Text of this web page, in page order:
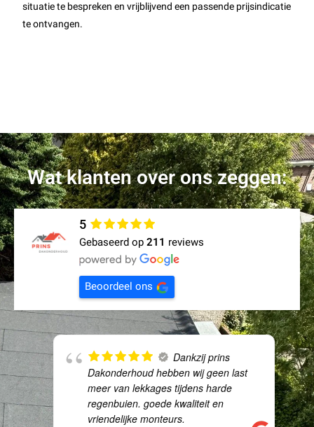
situatie te bespreken en vrijblijvend een passende prijsindicatie
te ontvangen.
Wat klanten over ons zeggen:
5
Gebaseerd op 211 reviews
Beoordeel ons
Dankzij prins
Dakonderhoud hebben wij geen last
meer van lekkages tijdens harde
regenbuien. goede kwaliteit en
vriendelijke monteurs.